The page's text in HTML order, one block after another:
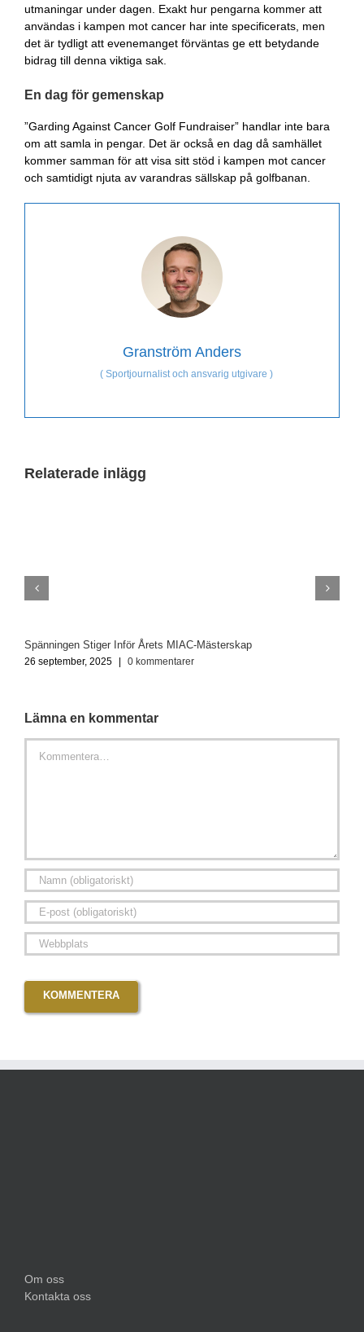
utmaningar under dagen. Exakt hur pengarna kommer att
användas i kampen mot cancer har inte specificerats, men
det är tydligt att evenemanget förväntas ge ett betydande
bidrag till denna viktiga sak.
En dag för gemenskap
”Garding Against Cancer Golf Fundraiser” handlar inte bara
om att samla in pengar. Det är också en dag då samhället
kommer samman för att visa sitt stöd i kampen mot cancer
och samtidigt njuta av varandras sällskap på golfbanan.
Granström Anders
(Sportjournalist och ansvarig utgivare )
Relaterade inlägg
Spänningen Stiger Inför Årets MIAC-Mästerskap
26 september, 2025 0 kommentarer
Lämna en kommentar
Om oss
Kontakta oss